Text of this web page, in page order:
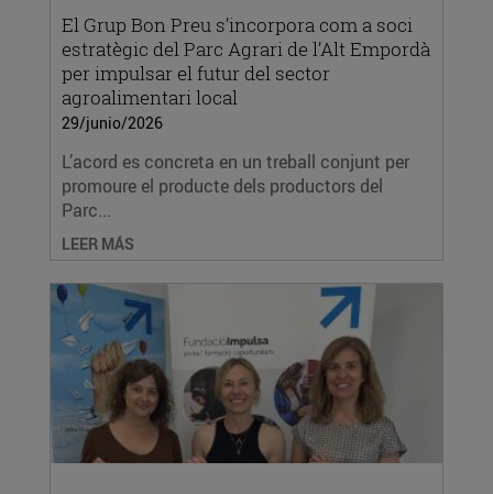
El Grup Bon Preu s’incorpora com a soci
estratègic del Parc Agrari de l’Alt Empordà
per impulsar el futur del sector
agroalimentari local
29/junio/2026
L’acord es concreta en un treball conjunt per
promoure el producte dels productors del
Parc...
LEER MÁS